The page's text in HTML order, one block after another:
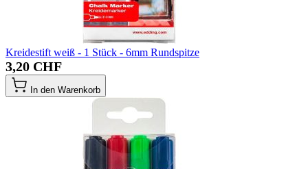
Kreidestift weiß - 1 Stück - 6mm Rundspitze
3,20 CHF
In den Warenkorb